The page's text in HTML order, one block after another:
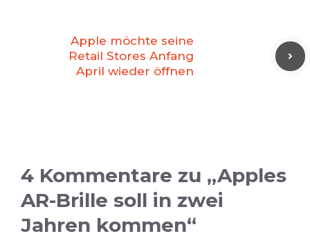
Apple möchte seine
Retail Stores Anfang
April wieder öffnen
4 Kommentare zu „Apples
AR-Brille soll in zwei
Jahren kommen“